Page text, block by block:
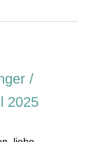
/
2025